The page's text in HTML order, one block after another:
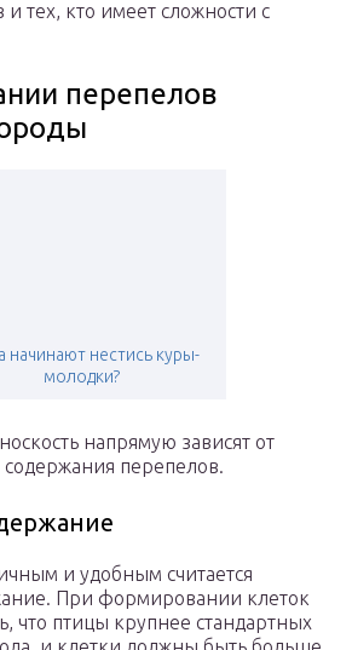
и тех, кто имеет сложности с
перепелов
начинают нестись куры-
молодки?
напрямую зависят от
перепелов.
и удобным считается
При формировании клеток
что птицы крупнее стандартных